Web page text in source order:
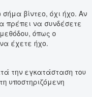
βίντεο, όχι ήχο. Αν
πρέπει να συνδέσετε
όπως ο
έχετε ήχο.
την εγκατάσταση του
υποστηριζόμενη